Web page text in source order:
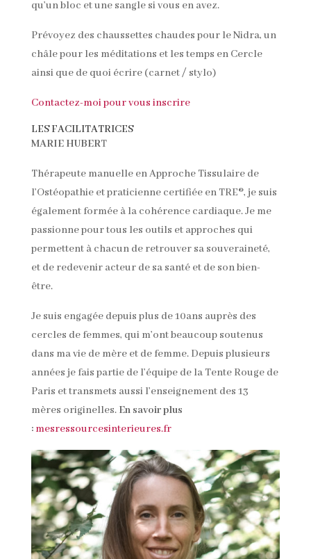
qu’un bloc et une sangle si vous en avez.
Prévoyez des chaussettes chaudes pour le Nidra, un
châle pour les méditations et les temps en Cercle
ainsi que de quoi écrire (carnet / stylo)
Contactez-moi pour vous inscrire
LES FACILITATRICES
MARIE HUBERT
Thérapeute manuelle en Approche Tissulaire de
l’Ostéopathie et praticienne certifiée en TRE®, je suis
également formée à la cohérence cardiaque. Je me
passionne pour tous les outils et approches qui
permettent à chacun de retrouver sa souveraineté,
et de redevenir acteur de sa santé et de son bien-
être.
Je suis engagée depuis plus de 10ans auprès des
cercles de femmes, qui m’ont beaucoup soutenus
dans ma vie de mère et de femme. Depuis plusieurs
années je fais partie de l’équipe de la Tente Rouge de
Paris et transmets aussi l’enseignement des 13
mères originelles. En savoir plus
: mesressourcesinterieures.fr